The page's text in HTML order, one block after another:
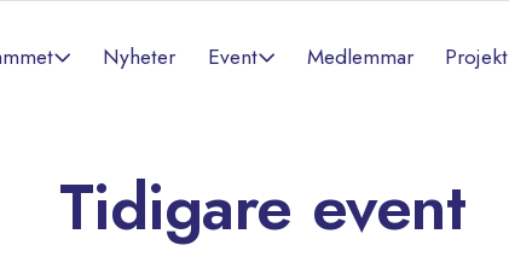
Nyheter Event Medlemmar Projekt
Tidigare event